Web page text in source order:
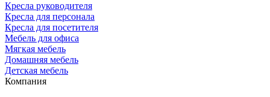
Кресла руководителя
Кресла для персонала
Кресла для посетителя
Мебель для офиса
Мягкая мебель
Домашняя мебель
Детская мебель
Компания